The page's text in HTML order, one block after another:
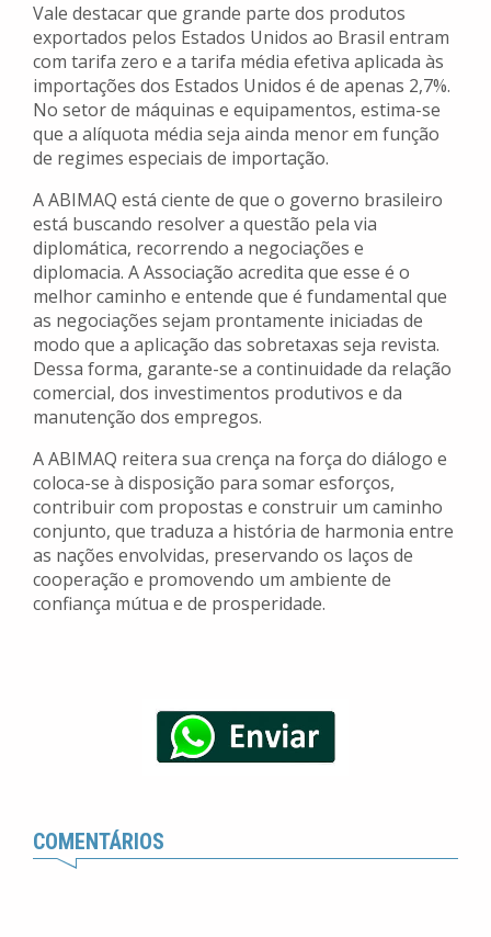
Vale destacar que grande parte dos produtos
exportados pelos Estados Unidos ao Brasil entram
com tarifa zero e a tarifa média efetiva aplicada às
importações dos Estados Unidos é de apenas 2,7%.
No setor de máquinas e equipamentos, estima-se
que a alíquota média seja ainda menor em função
de regimes especiais de importação.
A ABIMAQ está ciente de que o governo brasileiro
está buscando resolver a questão pela via
diplomática, recorrendo a negociações e
diplomacia. A Associação acredita que esse é o
melhor caminho e entende que é fundamental que
as negociações sejam prontamente iniciadas de
modo que a aplicação das sobretaxas seja revista.
Dessa forma, garante-se a continuidade da relação
comercial, dos investimentos produtivos e da
manutenção dos empregos.
A ABIMAQ reitera sua crença na força do diálogo e
coloca-se à disposição para somar esforços,
contribuir com propostas e construir um caminho
conjunto, que traduza a história de harmonia entre
as nações envolvidas, preservando os laços de
cooperação e promovendo um ambiente de
confiança mútua e de prosperidade.
COMENTÁRIOS